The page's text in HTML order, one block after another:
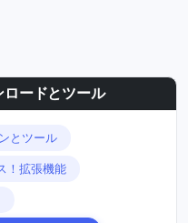
ードとツール
とツール
！拡張機能